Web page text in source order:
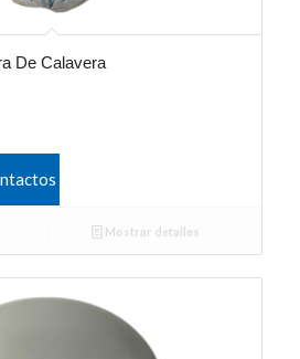
De Calavera
Mostrar detalles